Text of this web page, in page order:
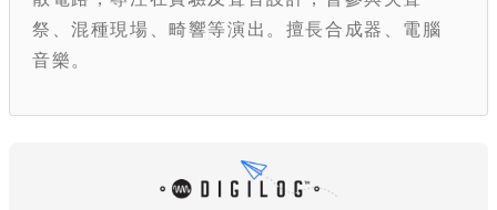
祭、混種現場、畸響等演出。擅長合成器、電腦
音樂。